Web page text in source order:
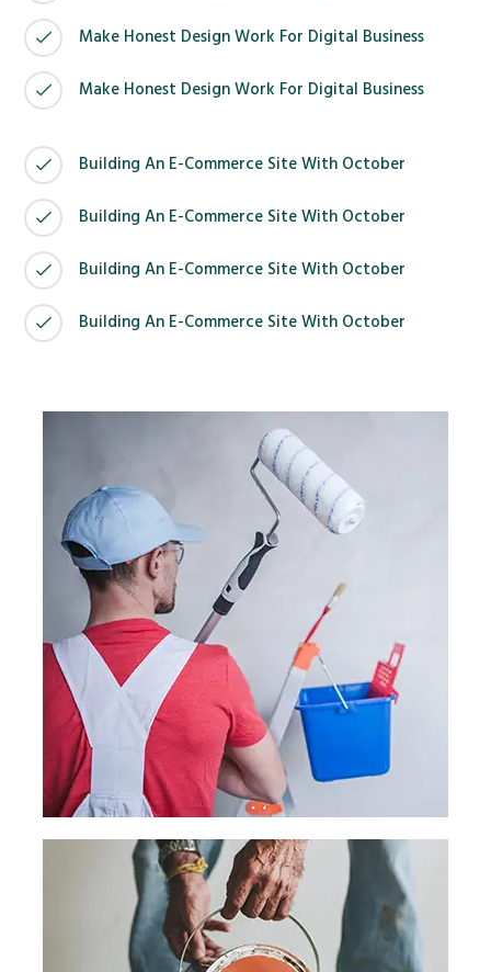
Make Honest Design Work For Digital Business
Make Honest Design Work For Digital Business
Building An E-Commerce Site With October
Building An E-Commerce Site With October
Building An E-Commerce Site With October
Building An E-Commerce Site With October